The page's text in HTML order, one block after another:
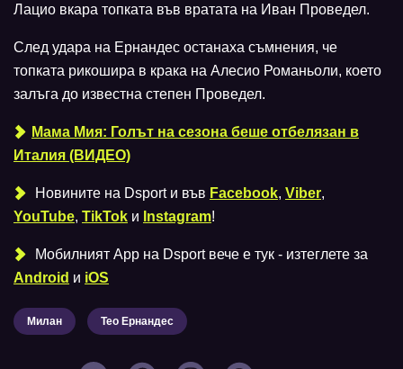
Лацио вкара топката във вратата на Иван Проведел.
След удара на Ернандес останаха съмнения, че
топката рикошира в крака на Алесио Романьоли, което
залъга до известна степен Проведел.
Мама Мия: Голът на сезона беше отбелязан в
Италия (ВИДЕО)
Новините на Dsport и във Facebook, Viber,
YouTube, TikTok и Instagram!
Мобилният Аpp на Dsport вече е тук - изтеглете за
Android и iOS
Милан Тео Ернандес